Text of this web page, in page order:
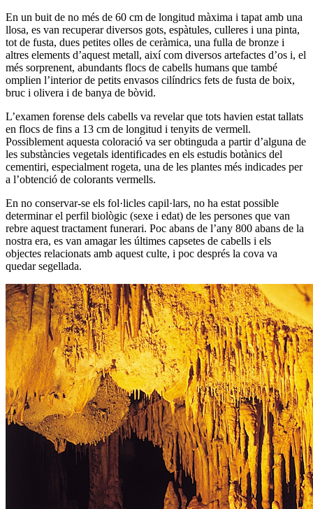
En un buit de no més de 60 cm de longitud màxima i tapat amb una
llosa, es van recuperar diversos gots, espàtules, culleres i una pinta,
tot de fusta, dues petites olles de ceràmica, una fulla de bronze i
altres elements d’aquest metall, així com diversos artefactes d’os i, el
més sorprenent, abundants flocs de cabells humans que també
omplien l’interior de petits envasos cilíndrics fets de fusta de boix,
bruc i olivera i de banya de bòvid.
L’examen forense dels cabells va revelar que tots havien estat tallats
en flocs de fins a 13 cm de longitud i tenyits de vermell.
Possiblement aquesta coloració va ser obtinguda a partir d’alguna de
les substàncies vegetals identificades en els estudis botànics del
cementiri, especialment rogeta, una de les plantes més indicades per
a l’obtenció de colorants vermells.
En no conservar-se els fol·licles capil·lars, no ha estat possible
determinar el perfil biològic (sexe i edat) de les persones que van
rebre aquest tractament funerari. Poc abans de l’any 800 abans de la
nostra era, es van amagar les últimes capsetes de cabells i els
objectes relacionats amb aquest culte, i poc després la cova va
quedar segellada.